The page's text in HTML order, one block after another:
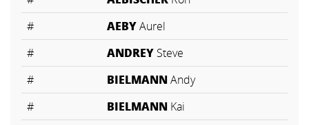
#
AEBYAurel
#
ANDREY Steve
#
BIELMANNAndy
#
BIELMANN Kai